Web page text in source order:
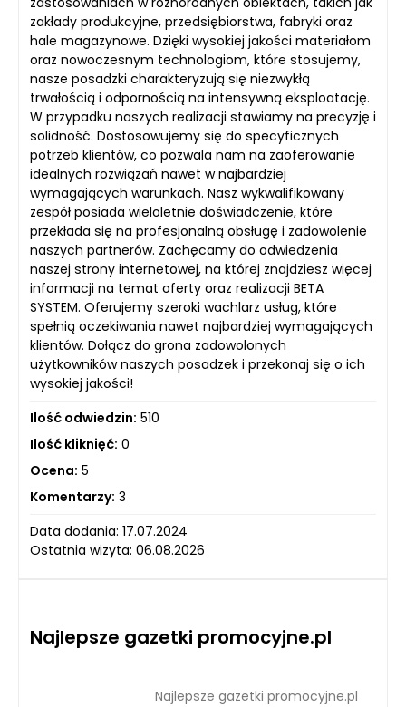
zakłady produkcyjne, przedsiębiorstwa, fabryki oraz
hale magazynowe. Dzięki wysokiej jakości materiałom
oraz nowoczesnym technologiom, które stosujemy,
nasze posadzki charakteryzują się niezwykłą
trwałością i odpornością na intensywną eksploatację.
W przypadku naszych realizacji stawiamy na precyzję i
solidność. Dostosowujemy się do specyficznych
potrzeb klientów, co pozwala nam na zaoferowanie
idealnych rozwiązań nawet w najbardziej
wymagających warunkach. Nasz wykwalifikowany
zespół posiada wieloletnie doświadczenie, które
przekłada się na profesjonalną obsługę i zadowolenie
naszych partnerów. Zachęcamy do odwiedzenia
naszej strony internetowej, na której znajdziesz więcej
informacji na temat oferty oraz realizacji BETA
SYSTEM. Oferujemy szeroki wachlarz usług, które
spełnią oczekiwania nawet najbardziej wymagających
klientów. Dołącz do grona zadowolonych
użytkowników naszych posadzek i przekonaj się o ich
wysokiej jakości!
Ilość odwiedzin: 510
Ilość kliknięć: 0
Ocena: 5
Komentarzy: 3
Data dodania: 17.07.2024
Ostatnia wizyta: 06.08.2026
Najlepsze gazetki promocyjne.pl
Najlepsze gazetki promocyjne.pl